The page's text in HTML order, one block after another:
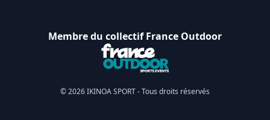
Membre du collectif France Outdoor
© 2026 IKINOA SPORT - Tous droits réservés